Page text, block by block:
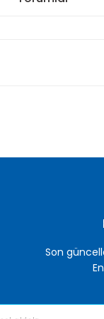
Son